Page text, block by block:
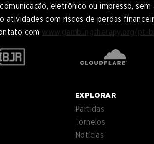
eletrônico ou impresso,
atividades com riscos de perdas
com www.gamblingtherapy.org/pt-
EXPLORAR
Partidas
Torneios
Notícias